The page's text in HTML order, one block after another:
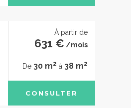
À partir de
631 € /mois
De 30 m2 à 38 m2
CONSULTER